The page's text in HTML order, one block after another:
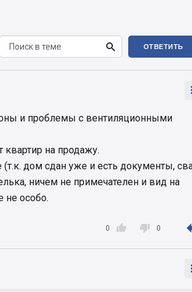
 ОТВЕТИТЬ
и проблемы с вентиляционными
на продажу.
дом сдан уже и есть документы,
ничем не примечателен и вид на
не особо.

0  0